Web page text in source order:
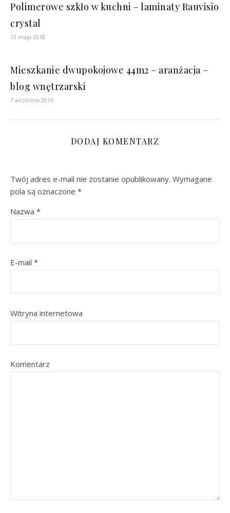
Polimerowe szkło w kuchni – laminaty Rauvisio
crystal
13 maja 2018
Mieszkanie dwupokojowe 44m2 – aranżacja –
blog wnętrzarski
7 września 2014
DODAJ KOMENTARZ
Twój adres e-mail nie zostanie opublikowany. Wymagane
pola są oznaczone *
Nazwa *
E-mail *
Witryna internetowa
Komentarz